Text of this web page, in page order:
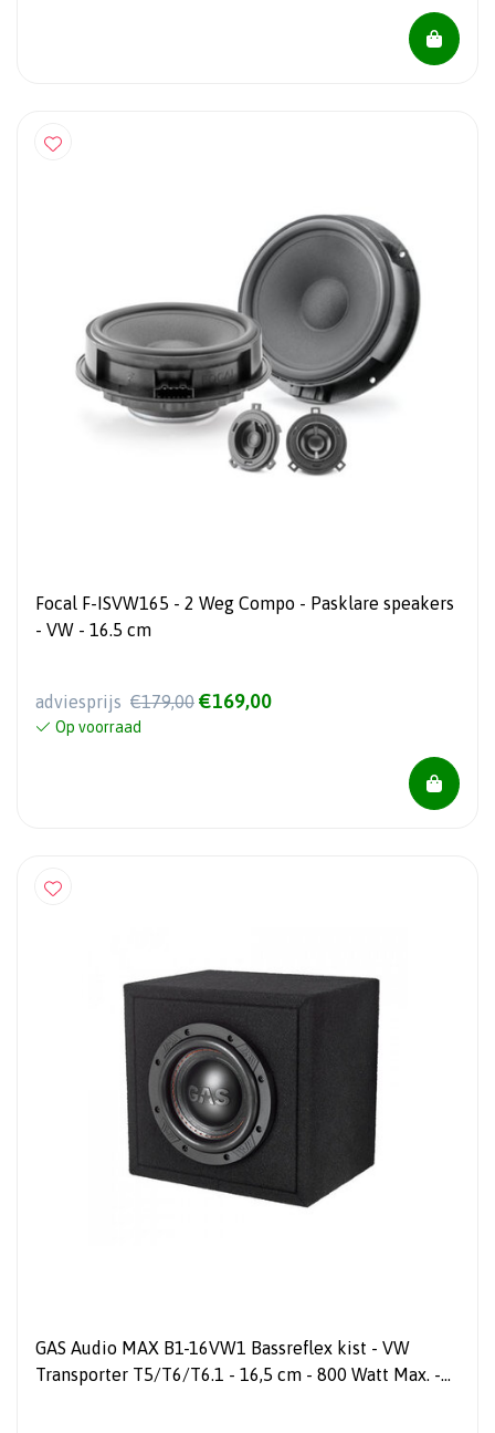
Focal F-ISVW165 - 2 Weg Compo - Pasklare speakers
- VW - 16.5 cm
adviesprijs €179,00 €169,00
Op voorraad
GAS Audio MAX B1-16VW1 Bassreflex kist - VW
Transporter T5/T6/T6.1 - 16,5 cm - 800 Watt Max. -